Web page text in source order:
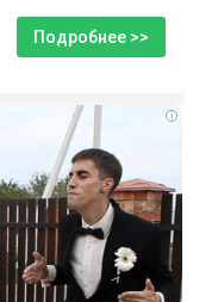
Подробнее >>
i